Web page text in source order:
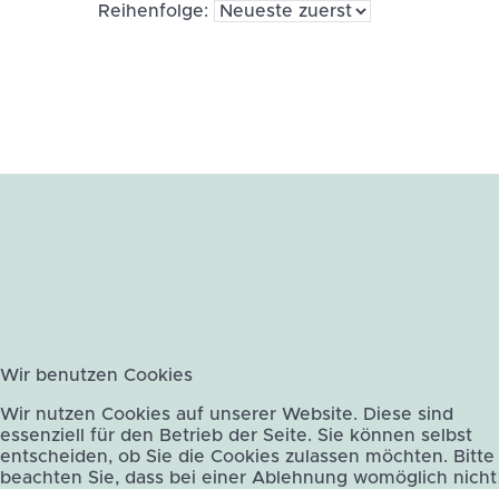
Reihenfolge:
Wir benutzen Cookies
Wir nutzen Cookies auf unserer Website. Diese sind
essenziell für den Betrieb der Seite. Sie können selbst
entscheiden, ob Sie die Cookies zulassen möchten. Bitte
beachten Sie, dass bei einer Ablehnung womöglich nicht